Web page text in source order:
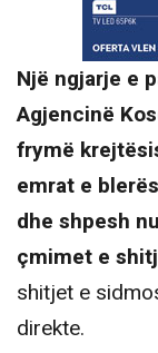
Një ngjarje e
Agjencinë
frymë
emrat e
dhe shpesh
çmimet e
shitjet e
direkte.